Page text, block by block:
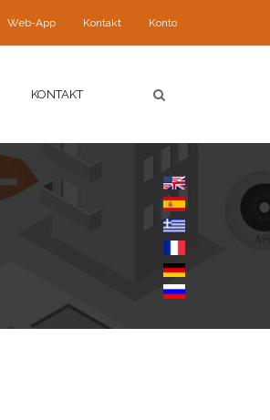
Web-App Kontakt Konto
KONTAKT